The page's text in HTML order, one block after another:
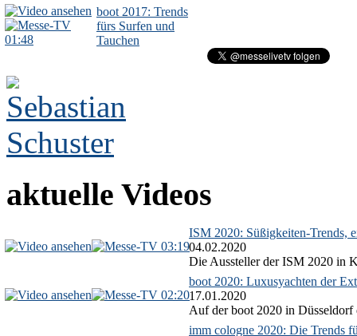
01:48
boot 2017: Trends
fürs Surfen und
Tauchen
aktuelle Videos
03:19
ISM 2020: Süßigkeiten-Trends,
04.02.2020
Die Aussteller der ISM 2020 in
02:20
boot 2020: Luxusyachten der
17.01.2020
Auf der boot 2020 in Düsseldorf
imm cologne 2020: Die Trends